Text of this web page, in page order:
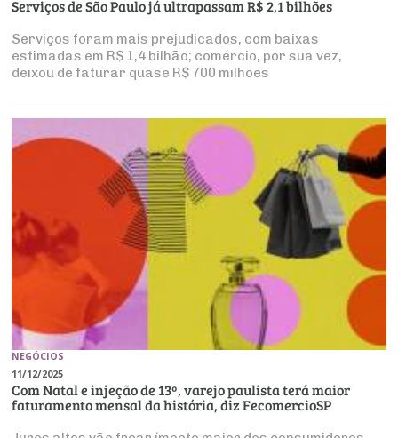
Turismo
PROJETOS ESPECIAIS:
Afixação de preços e fiscalização
COP30
Serviços
SESC
SENAC
Licitações
Prêmio de Sustentabilidade
Conselho Estadual de Defesa do Contribuinte
Conselho Superior de Direito
Conselho do Comércio Atacadista
Conselho de Serviços
Conselho de Relações Internacionais
Conselho de Sustentabilidade
Conselho de Comércio Eletrônico
Advocacy
Serviços de São Paulo já ultrapassam R$ 2,1 bilhões
Serviços foram mais prejudicados, com baixas
estimadas em R$ 1,4 bilhão; comércio, por sua vez,
deixou de faturar quase R$ 700 milhões
NEGÓCIOS
11/12/2025
Com Natal e injeção de 13º, varejo paulista terá maior
faturamento mensal da história, diz FecomercioSP